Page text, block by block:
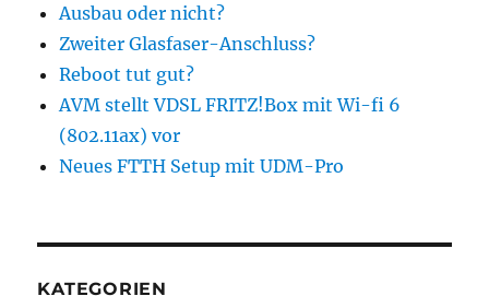
Ausbau oder nicht?
Zweiter Glasfaser-Anschluss?
Reboot tut gut?
AVM stellt VDSL FRITZ!Box mit Wi-fi 6
(802.11ax) vor
Neues FTTH Setup mit UDM-Pro
KATEGORIEN